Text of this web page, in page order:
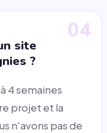
04
site
?
4 semaines
projet et la
n'avons pas de